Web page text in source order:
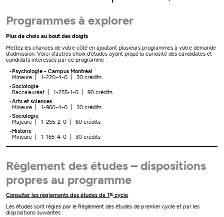
Programmes à explorer
Plus de choix au bout des doigts
Mettez les chances de votre côté en ajoutant plusieurs programmes à votre demande
d’admission. Voici d’autres choix d’études ayant piqué la curiosité des candidates et
candidats intéressés par ce programme :
Psychologie - Campus Montréal
Mineure | 1-220-4-0 | 30 crédits
Sociologie
Baccalauréat | 1-255-1-0 | 90 crédits
Arts et sciences
Mineure | 1-960-4-0 | 30 crédits
Sociologie
Majeure | 1-255-2-0 | 60 crédits
Histoire
Mineure | 1-165-4-0 | 30 crédits
Règlement des études – dispositions
propres au programme
Consulter les règlements des études de 1ercycle
Les études sont régies par le Règlement des études de premier cycle et par les
dispositions suivantes :